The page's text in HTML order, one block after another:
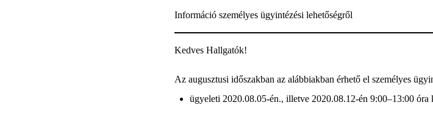
Információ személyes ügyintézési lehetőségről
Kedves Hallgatók!
Az augusztusi időszakban az alábbiakban érhető el személyes
ügyeleti 2020.08.05-én., illetve 2020.08.12-én 9:00–13:00 óra